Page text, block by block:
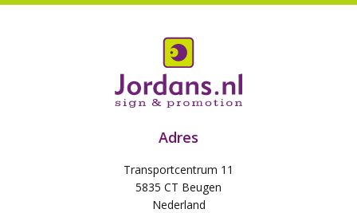
Adres
Transportcentrum 11
5835 CT Beugen
Nederland